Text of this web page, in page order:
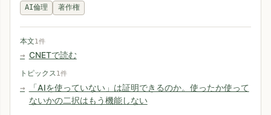
AI倫理 著作権
本文1件
CNETで読む
トピックス1件
「AIを使っていない」は証明できるのか。使ったか使って
ないかの二択はもう機能しない